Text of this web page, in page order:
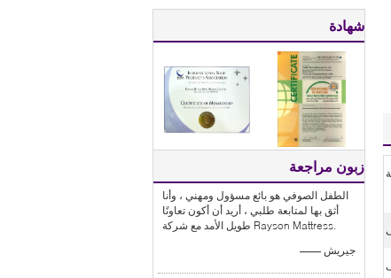
شهادة
زبون مراجعة
الطفل الصوفي هو بائع مسؤول ومهني ، وأنا
أثق بها لمتابعة طلبي ، أريد أن أكون تعاونًا
طويل الأمد مع شركة Rayson Mattress.
—— جيريش